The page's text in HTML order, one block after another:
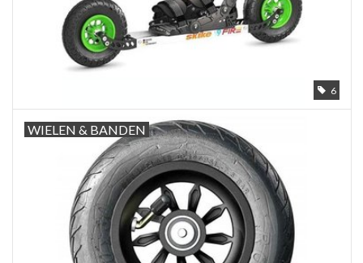
6
WIELEN & BANDEN